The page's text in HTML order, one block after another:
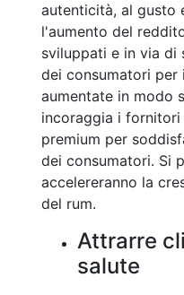
autenticità, al gusto
l'aumento del
sviluppati e in via di
dei consumatori per
aumentate in modo
incoraggia i
premium per
dei consumatori. Si
accelereranno la
del rum.
Attrarre
salute